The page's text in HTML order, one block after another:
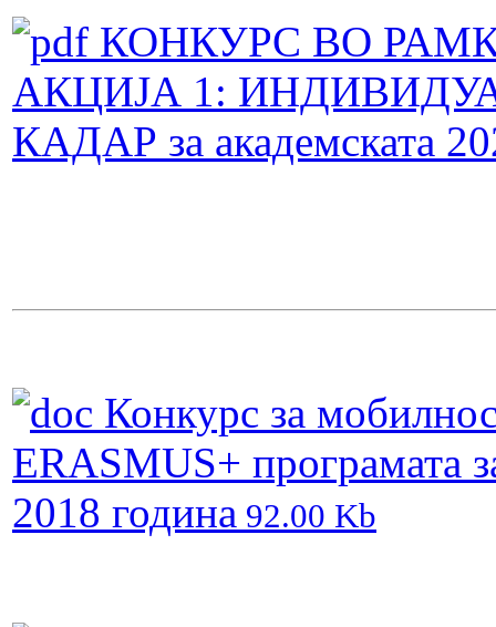
КОНКУРС ВО
АКЦИЈА 1:
КАДАР за академската
Конкурс за
ERASMUS+ програмата
2018 година 92.00 Kb